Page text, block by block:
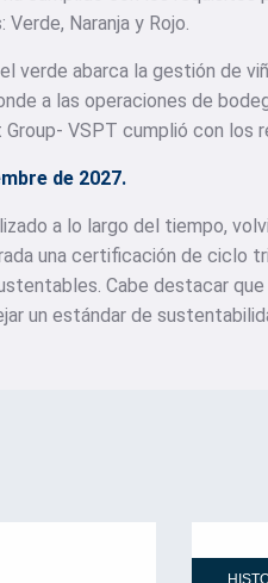
Naranja y Rojo.
verde abarca la gestión de
a las operaciones de
VSPT cumplió con los
de 2027.
a lo largo del tiempo,
una certificación de ciclo
Cabe destacar
un estándar de